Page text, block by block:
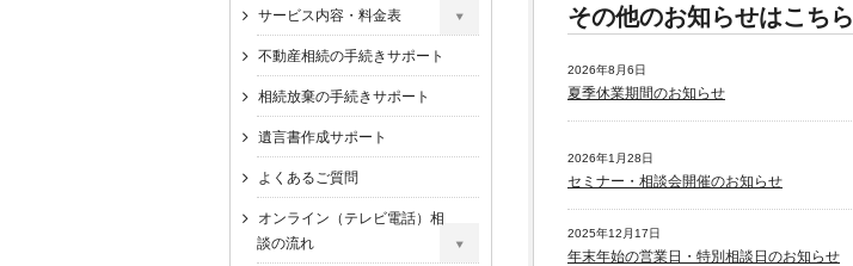
その他のお知らせはこちら
2026年8月6日
夏季休業期間のお知らせ
2026年1月28日
セミナー・相談会開催のお知らせ
2025年12月17日
年末年始の営業日・特別相談日のお知らせ
サービス内容・料金表
不動産相続の手続きサポート
相続放棄の手続きサポート
遺言書作成サポート
よくあるご質問
オンライン（テレビ電話）相
談の流れ